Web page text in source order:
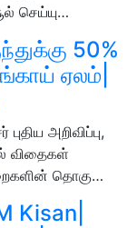
செய்யு…
50%
ஏலம்|
அறிவிப்பு,
விதைகள்
தொகு…
Kisan|